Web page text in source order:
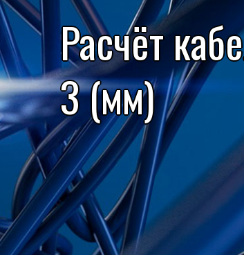
Расчёт
3 (мм)